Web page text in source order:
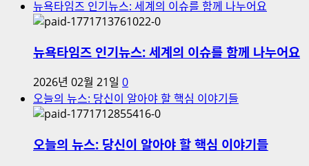
뉴욕타임즈 인기뉴스: 세계의 이슈를 함께 나누어요
뉴욕타임즈 인기뉴스: 세계의 이슈를 함께 나누어요
2026년 02월 21일 0
오늘의 뉴스: 당신이 알아야 할 핵심 이야기들
오늘의 뉴스: 당신이 알아야 할 핵심 이야기들